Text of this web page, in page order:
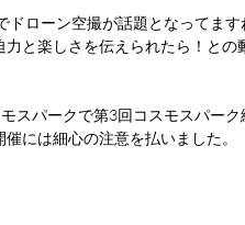
ドローン空撮が話題となってます
力と楽しさを伝えられたら！との
スパークで第3回コスモスパー
には細心の注意を払いました。